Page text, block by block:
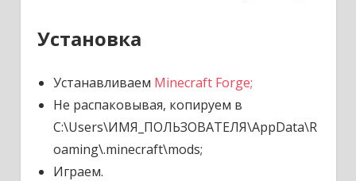
Установка
Устанавливаем Minecraft Forge;
Не распаковывая, копируем в
C:\Users\ИМЯ_ПОЛЬЗОВАТЕЛЯ\AppData\R
oaming\.minecraft\mods;
Играем.